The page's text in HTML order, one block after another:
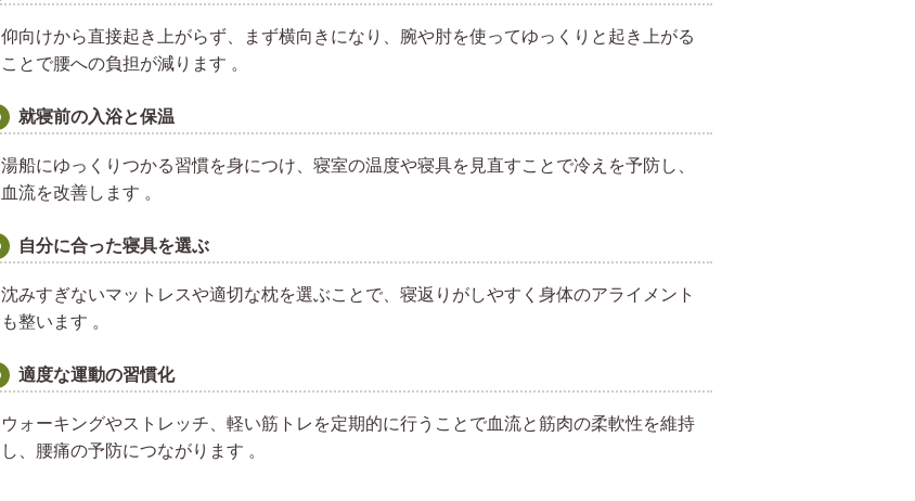
仰向けから直接起き上がらず、まず横向きになり、腕や肘を使ってゆっくりと起き上がる
ことで腰への負担が減ります 。
就寝前の入浴と保温
湯船にゆっくりつかる習慣を身につけ、寝室の温度や寝具を見直すことで冷えを予防し、
血流を改善します 。
自分に合った寝具を選ぶ
沈みすぎないマットレスや適切な枕を選ぶことで、寝返りがしやすく身体のアライメント
も整います 。
適度な運動の習慣化
ウォーキングやストレッチ、軽い筋トレを定期的に行うことで血流と筋肉の柔軟性を維持
し、腰痛の予防につながります 。